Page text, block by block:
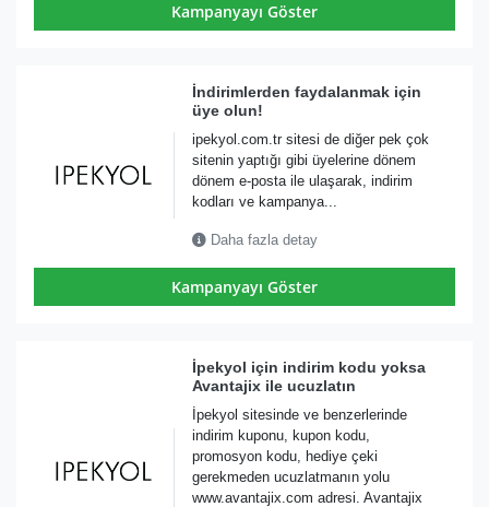
Kampanyayı Göster
İndirimlerden faydalanmak için
üye olun!
ipekyol.com.tr sitesi de diğer pek çok
sitenin yaptığı gibi üyelerine dönem
dönem e-posta ile ulaşarak, indirim
kodları ve kampanya...
Daha fazla detay
Kampanyayı Göster
İpekyol için indirim kodu yoksa
Avantajix ile ucuzlatın
İpekyol sitesinde ve benzerlerinde
indirim kuponu, kupon kodu,
promosyon kodu, hediye çeki
gerekmeden ucuzlatmanın yolu
www.avantajix.com adresi. Avantajix